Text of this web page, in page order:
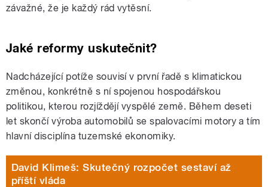
závažné, že je každý rád vytěsní.
Jaké reformy uskutečnit?
Nadcházející potíže souvisí v první řadě s klimatickou
změnou, konkrétně s ní spojenou hospodářskou
politikou, kterou rozjíždějí vyspělé země. Během deseti
let skončí výroba automobilů se spalovacími motory a tím
hlavní disciplína tuzemské ekonomiky.
David Klimeš: Skutečný rozpočet sestaví až
příští vláda